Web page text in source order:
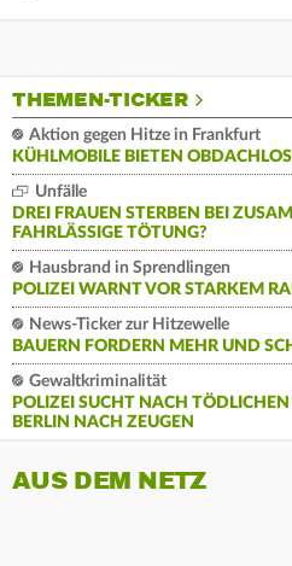
THEMEN-TICKER
Aktion gegen Hitze in Frankfurt
KÜHLMOBILE BIETEN
Unfälle
DREI FRAUEN STERBEN BEI
AHRLÄSSIGE TÖTUNG?
Hausbrand in Sprendlingen
POLIZEI WARNT VOR STARKEM
News-Ticker zur Hitzewelle
BAUERN FORDERN MEHR UND
Gewaltkriminalität
POLIZEI SUCHT NACH TÖDLICHEN
BERLIN NACH ZEUGEN
AUS DEM NETZ